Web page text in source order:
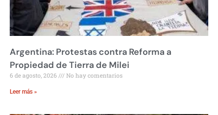
Argentina: Protestas contra Reforma a
Propiedad de Tierra de Milei
6 de agosto, 2026 No hay comentarios
Leer más »